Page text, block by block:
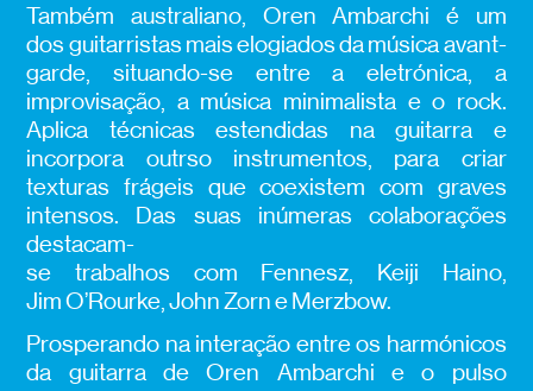
Também australiano, Oren Ambarchi é um
dos guitarristas mais elogiados da música avant-
garde, situando-se entre a eletrónica, a
improvisação, a música minimalista e o rock.
Aplica técnicas estendidas na guitarra e
incorpora outrso instrumentos, para criar
texturas frágeis que coexistem com graves
intensos. Das suas inúmeras colaborações
destacam-
se trabalhos com Fennesz, Keiji Haino,
Jim O’Rourke, John Zorn e Merzbow.
Prosperando na interação entre os harmónicos
da guitarra de Oren Ambarchi e o pulso